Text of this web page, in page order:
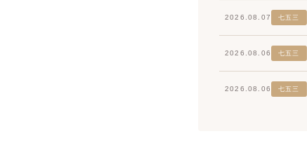
2026.08.07 七五三
2026.08.06 七五三
2026.08.06 七五三